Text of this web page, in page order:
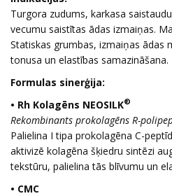
Turgora zudums, karkasa
vecumu saistītas ādas izmaiņas.
Statiskas grumbas, izmaiņas ādas
tonusa un elastības samazināšana.
Formulas sinerģija:
• Rh Kolagēns NEOSILK®
Rekombinants prokolagēns R-
Palielina I tipa prokolagēna C-
aktivizē kolagēna šķiedru sintēzi
tekstūru, palielina tās blīvumu un
• CMC